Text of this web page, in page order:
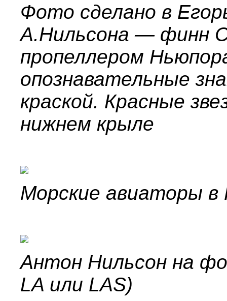
Фото сделано в
А.Нильсона — финн
пропеллером
опознавательные
краской. Красные
нижнем крыле
Морские авиаторы в
Антон Нильсон на
LA или LAS)